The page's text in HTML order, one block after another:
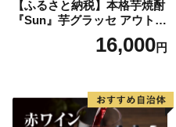
これまでご支援してくださ
本当にありがとうございま
の「 道の駅 までい館
かや風の子広場 」なども
【ふるさと納税】本格芋焼酎
『Sun』芋グラッセ アウトド
ア ソロキャンプ ベランピン
グ 巣ごもり 就労支援16,000円